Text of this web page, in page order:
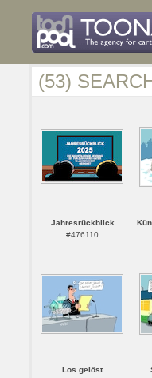
(53)
Jahresrückblick
#476110
Los gelöst